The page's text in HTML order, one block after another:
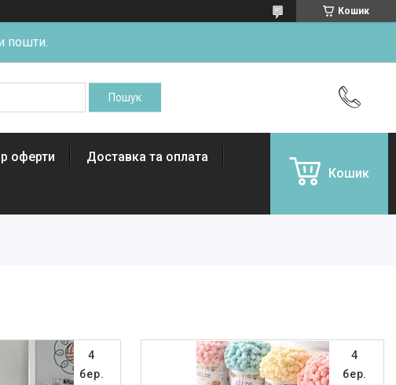
Кошик
пошти.
оферти Доставка та оплата
Кошик
4
бер.
4
бер.